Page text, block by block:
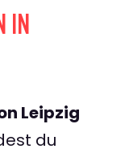
IN
Leipzig
du